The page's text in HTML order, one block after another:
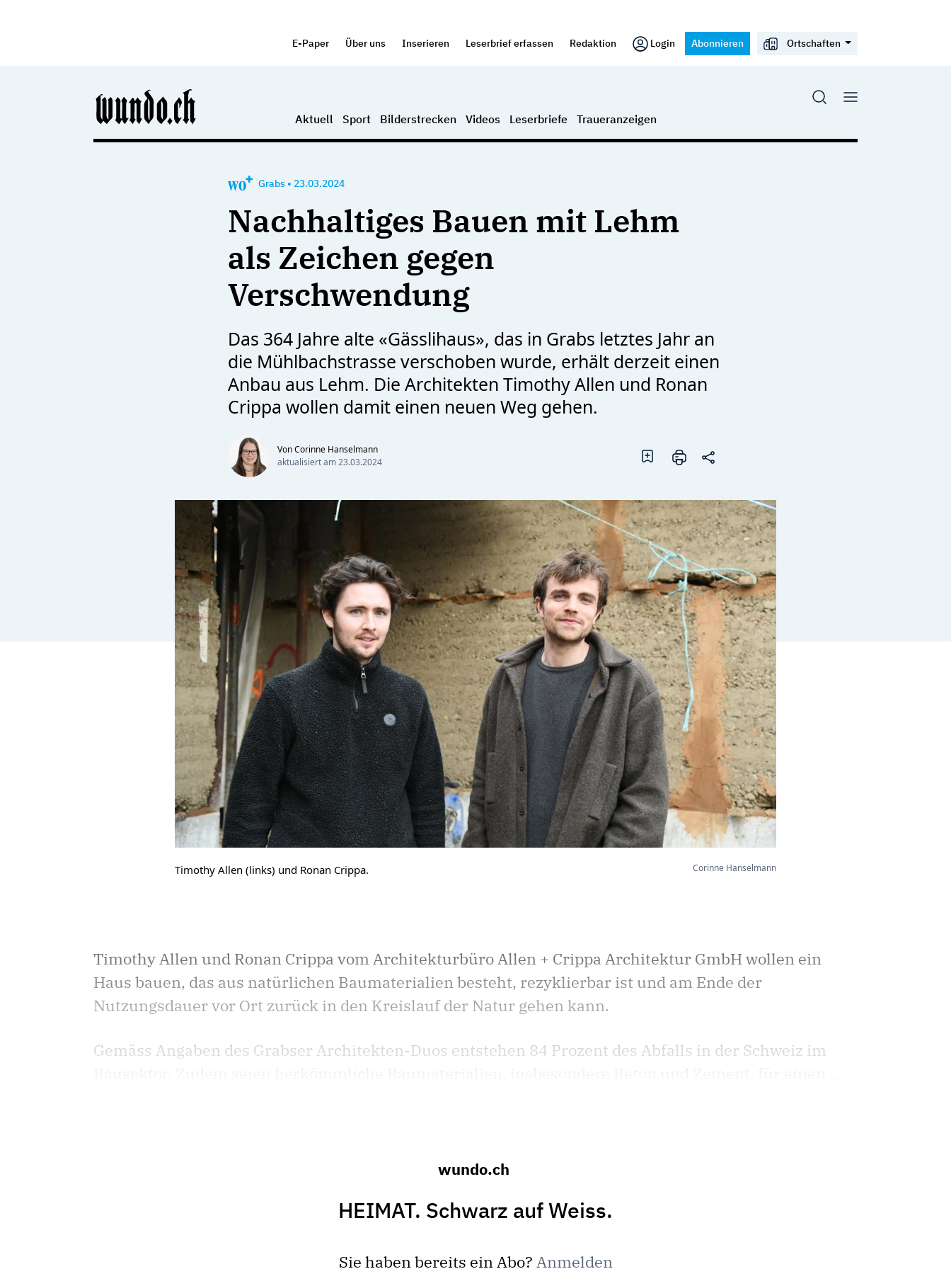
E-Paper Über uns Inserieren Leserbrief erfassen Redaktion Login Abonnieren Ortschaften
Aktuell Sport Bilderstrecken Videos Leserbriefe Traueranzeigen
Grabs • 23.03.2024
Nachhaltiges Bauen mit Lehm
als Zeichen gegen
Verschwendung
Das 364 Jahre alte «Gässlihaus», das in Grabs letztes Jahr an
die Mühlbachstrasse verschoben wurde, erhält derzeit einen
Anbau aus Lehm. Die Architekten Timothy Allen und Ronan
Crippa wollen damit einen neuen Weg gehen.
Von Corinne Hanselmann
aktualisiert am23.03.2024
Timothy Allen (links) und Ronan Crippa. Corinne Hanselmann
Timothy Allen und Ronan Crippa vom Architekturbüro Allen + Crippa Architektur GmbH wollen ein
Haus bauen, das aus natürlichen Baumaterialien besteht, rezyklierbar ist und am Ende der
Nutzungsdauer vor Ort zurück in den Kreislauf der Natur gehen kann.
Gemäss Angaben des Grabser Architekten-Duos entstehen 84 Prozent des Abfalls in der Schweiz im
wundo.ch
HEIMAT. Schwarz auf Weiss.
Sie haben bereits ein Abo? Anmelden